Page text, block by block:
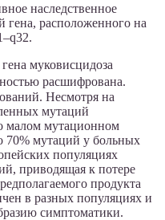
наследственное
гена, расположенного на
муковисцидоза
расшифрована.
Несмотря на
мутаций
малом мутационном
70% мутаций у больных
популяциях
приводящая к потере
продукта
в разных популяциях и
симптоматики.